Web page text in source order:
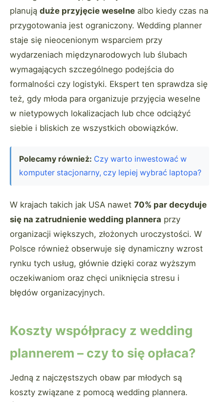
planują duże przyjęcie weselne albo kiedy czas na
przygotowania jest ograniczony. Wedding planner
staje się nieocenionym wsparciem przy
wydarzeniach międzynarodowych lub ślubach
wymagających szczególnego podejścia do
formalności czy logistyki. Ekspert ten sprawdza się
też, gdy młoda para organizuje przyjęcia weselne
w nietypowych lokalizacjach lub chce odciążyć
siebie i bliskich ze wszystkich obowiązków.
Polecamy również: Czy warto inwestować w
komputer stacjonarny, czy lepiej wybrać laptopa?
W krajach takich jak USA nawet 70% par decyduje
się na zatrudnienie wedding plannera przy
organizacji większych, złożonych uroczystości. W
Polsce również obserwuje się dynamiczny wzrost
rynku tych usług, głównie dzięki coraz wyższym
oczekiwaniom oraz chęci uniknięcia stresu i
błędów organizacyjnych.
Koszty współpracy z wedding
plannerem – czy to się opłaca?
Jedną z najczęstszych obaw par młodych są
koszty związane z pomocą wedding plannera.